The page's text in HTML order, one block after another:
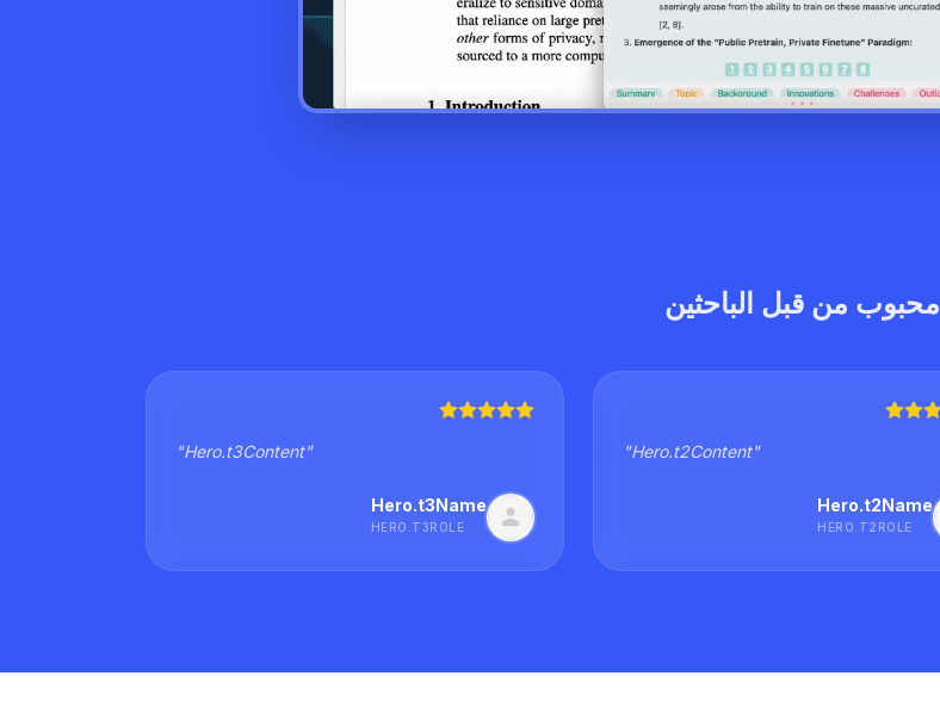
محبوب من قبل الباحثين
"
Hero.t2Content
"
Hero.t2Name
HERO.T2ROLE
"
Hero.t3Content
"
Hero.t3Name
HERO.T3ROLE